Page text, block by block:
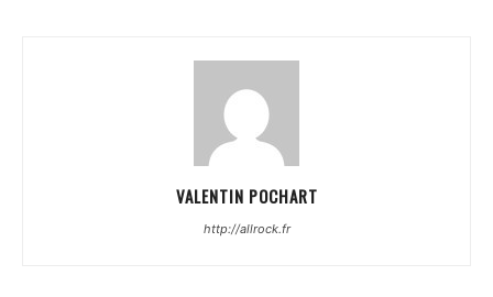
VALENTIN POCHART
http://allrock.fr